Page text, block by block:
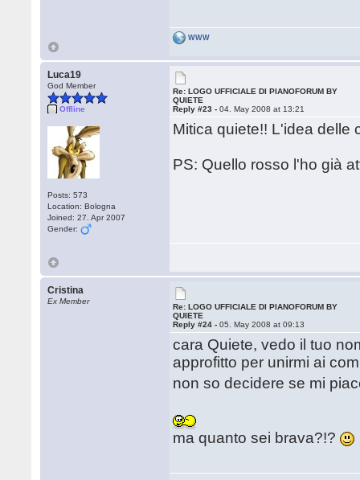
WWW
Luca19
God Member
Offline
Posts: 573
Location: Bologna
Joined: 27. Apr 2007
Gender:
Re: LOGO UFFICIALE DI PIANOFORUM BY
QUIETE
Reply #23 -04. May 2008 at 13:21
Mitica quiete!! L'idea
PS: Quello rosso l'ho già
Cristina
Ex Member
Re: LOGO UFFICIALE DI PIANOFORUM BY
QUIETE
Reply #24 -05. May 2008 at 09:13
cara Quiete, vedo il tuo
approfitto per unirmi ai
non so decidere se mi
ma quanto sei brava?!?